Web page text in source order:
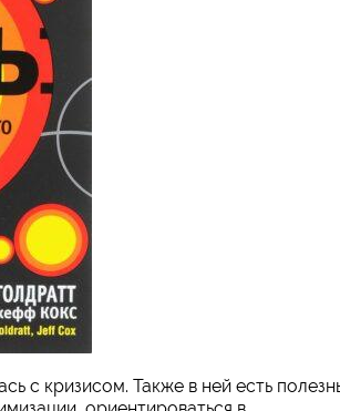
с кризисом. Также в ней есть